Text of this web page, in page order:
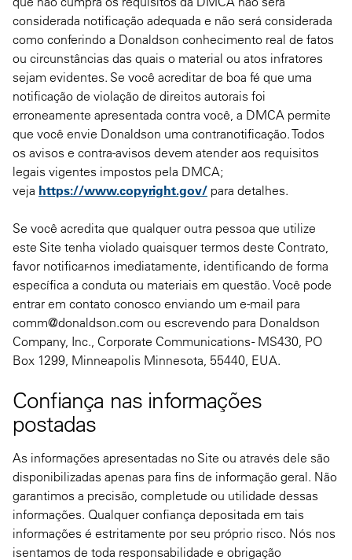
considerada notificação adequada e não será considerada
como conferindo a Donaldson conhecimento real de fatos
ou circunstâncias das quais o material ou atos infratores
sejam evidentes. Se você acreditar de boa fé que uma
notificação de violação de direitos autorais foi
erroneamente apresentada contra você, a DMCA permite
que você envie Donaldson uma contranotificação. Todos
os avisos e contra-avisos devem atender aos requisitos
legais vigentes impostos pela DMCA;
veja https://www.copyright.gov/ para detalhes.
Se você acredita que qualquer outra pessoa que utilize
este Site tenha violado quaisquer termos deste Contrato,
favor notificar-nos imediatamente, identificando de forma
específica a conduta ou materiais em questão. Você pode
entrar em contato conosco enviando um e-mail para
comm@donaldson.com ou escrevendo para Donaldson
Company, Inc., Corporate Communications - MS430, PO
Box 1299, Minneapolis Minnesota, 55440, EUA.
Confiança nas informações
postadas
As informações apresentadas no Site ou através dele são
disponibilizadas apenas para fins de informação geral. Não
garantimos a precisão, completude ou utilidade dessas
informações. Qualquer confiança depositada em tais
informações é estritamente por seu próprio risco. Nós nos
isentamos de toda responsabilidade e obrigação